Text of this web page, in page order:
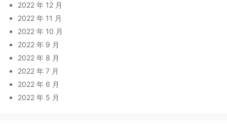
2022 年 12 月
2022 年 11 月
2022 年 10 月
2022 年 9 月
2022 年 8 月
2022 年 7 月
2022 年 6 月
2022 年 5 月